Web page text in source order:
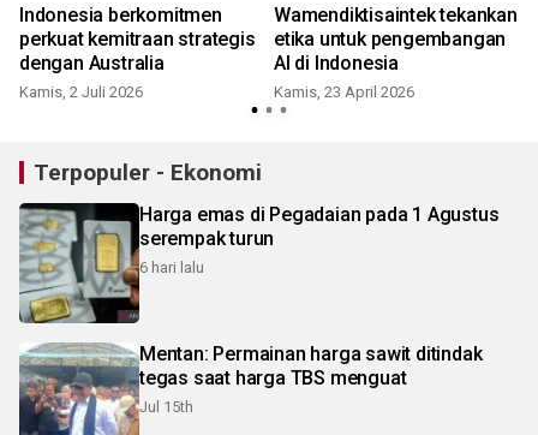
Indonesia berkomitmen
perkuat kemitraan strategis
dengan Australia
Kamis, 2 Juli 2026
Wamendiktisaintek tekankan
etika untuk pengembangan
AI di Indonesia
Kamis, 23 April 2026
Terpopuler - Ekonomi
Harga emas di Pegadaian pada 1 Agustus
serempak turun
6 hari lalu
Mentan: Permainan harga sawit ditindak
tegas saat harga TBS menguat
Jul 15th